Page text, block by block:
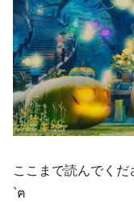
ここまで読んでくだ
`ฅ